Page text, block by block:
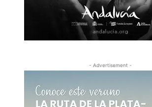
- Advertisement -